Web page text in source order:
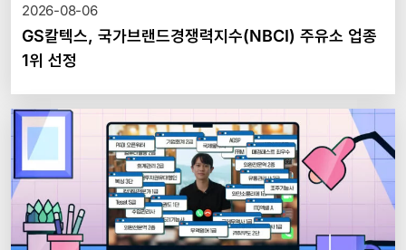
2026-08-06
GS칼텍스, 국가브랜드경쟁력지수(NBCI) 주유소 업종
1위 선정